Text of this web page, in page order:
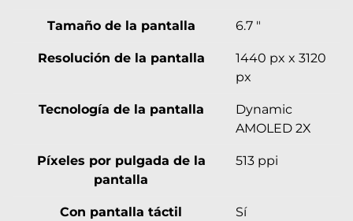
Tamaño de la pantalla 6.7 "
Resolución de la pantalla
1440 px x 3120
px
Tecnología de la pantalla
Dynamic
AMOLED 2X
Píxeles por pulgada de la
pantalla
513 ppi
Con pantalla táctil Sí